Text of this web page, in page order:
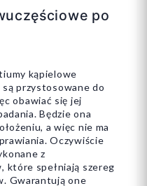
po
kąpielowe
są przystosowane do
obawiać się jej
Będzie ona
a więc nie ma
Oczywiście
z
które spełniają szereg
Gwarantują one